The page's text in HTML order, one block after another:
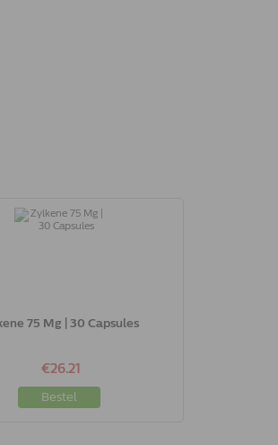
75 Mg | 30 Capsules
€26.21
Bestel